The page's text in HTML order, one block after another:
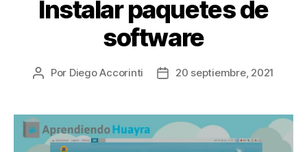
Instalar paquetes de
software
Por Diego Accorinti 20 septiembre, 2021